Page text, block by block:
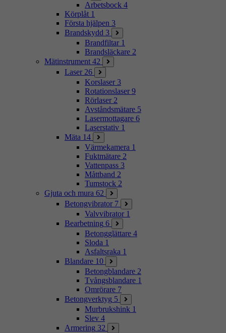
Arbetsbock 4
Körplåt 1
Första hjälpen 3
Brandskydd 3
Brandfiltar 1
Brandsläckare 2
Mätinstrument 42
Laser 26
Korslaser 3
Rotationslaser 9
Rörlaser 2
Avståndsmätare 5
Lasermottagare 6
Laserstativ 1
Mäta 14
Värmekamera 1
Fuktmätare 2
Vattenpass 3
Måttband 2
Tumstock 2
Gjuta och mura 62
Betongvibrator 7
Valvvibrator 1
Bearbetning 6
Betongglättare 4
Sloda 1
Asfaltsraka 1
Blandare 10
Betongblandare 2
Tvångsblandare 1
Omrörare 7
Betongverktyg 5
Murbrukshink 1
Slev 4
Armering 32